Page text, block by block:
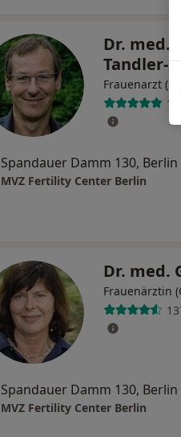
Dr. med.
Tandler-
Frauenarzt
Spandauer Damm 130, Berlin
MVZ Fertility Center Berlin
Dr. med.
Frauenärztin
Spandauer Damm 130, Berlin
MVZ Fertility Center Berlin